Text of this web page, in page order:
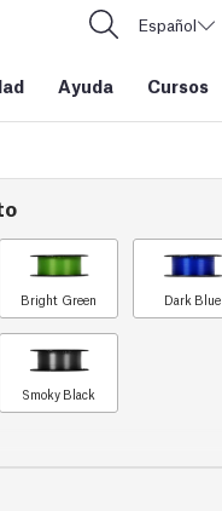
Español
Ayuda Cursos
Bright Green Dark Blue
Smoky Black